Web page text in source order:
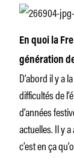
En quoi la
génération
D’abord il y a
difficultés de
d’années
actuelles. Il y a
c’est en ça